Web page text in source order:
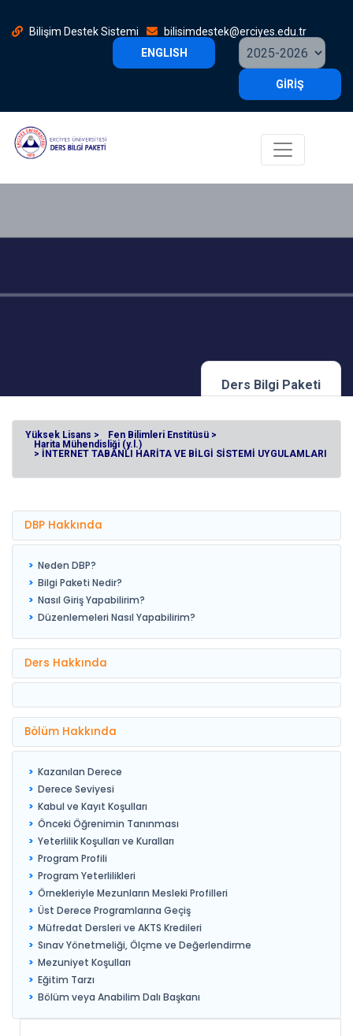
Bilişim Destek Sistemi
bilisimdestek@erciyes.edu.tr
ENGLISH
GİRİŞ
Ders Bilgi Paketi
Yüksek Lisans >
Fen Bilimleri Enstitüsü >
Harita Mühendisliği (y.l.)
> İNTERNET TABANLI HARİTA VE BİLGİ SİSTEMİ UYGULAMLARI
DBP Hakkında
Neden DBP?
Bilgi Paketi Nedir?
Nasıl Giriş Yapabilirim?
Düzenlemeleri Nasıl Yapabilirim?
Ders Hakkında
Bölüm Hakkında
Kazanılan Derece
Derece Seviyesi
Kabul ve Kayıt Koşulları
Önceki Öğrenimin Tanınması
Yeterlilik Koşulları ve Kuralları
Program Profili
Program Yeterlilikleri
Örnekleriyle Mezunların Mesleki Profilleri
Üst Derece Programlarına Geçiş
Müfredat Dersleri ve AKTS Kredileri
Sınav Yönetmeliği, Ölçme ve Değerlendirme
Mezuniyet Koşulları
Eğitim Tarzı
Bölüm veya Anabilim Dalı Başkanı